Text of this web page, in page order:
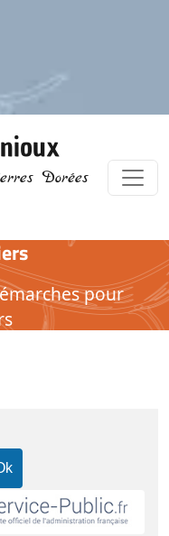
Dorées
pour